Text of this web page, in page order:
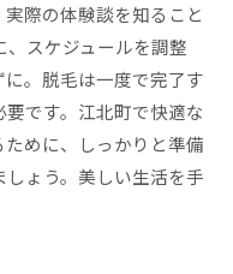
際の体験談を知ること
、スケジュールを調整
。脱毛は一度で完了す
です。江北町で快適な
めに、しっかりと準備
ょう。美しい生活を手